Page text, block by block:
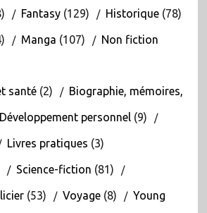
Fantasy(129) Historique(78)
Manga (107) Non fiction
santé(2) Biographie, mémoires,
Développement personnel(9)
Livres pratiques (3)
Science-fiction (81)
(53) Voyage(8) Young